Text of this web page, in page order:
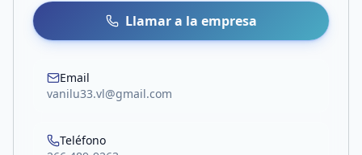
Llamar a la empresa
Email
vanilu33.vl@gmail.com
Teléfono